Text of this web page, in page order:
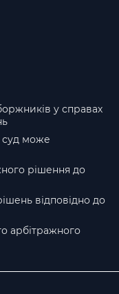
у справах
суд може
рішення до
відповідно до
арбітражного